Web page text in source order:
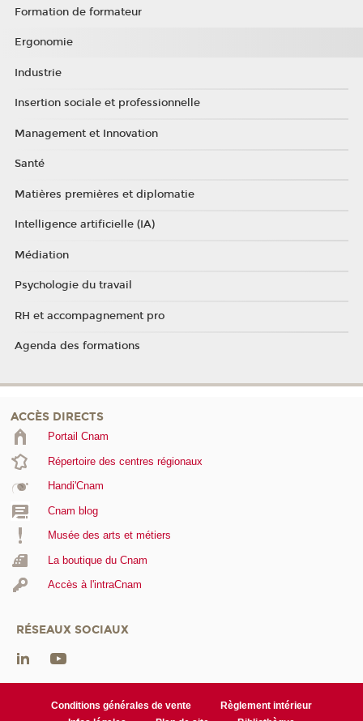
Formation de formateur
Ergonomie
Industrie
Insertion sociale et professionnelle
Management et Innovation
Santé
Matières premières et diplomatie
Intelligence artificielle (IA)
Médiation
Psychologie du travail
RH et accompagnement pro
Agenda des formations
ACCÈS DIRECTS
Portail Cnam
Répertoire des centres régionaux
Handi'Cnam
Cnam blog
Musée des arts et métiers
La boutique du Cnam
Accès à l'intraCnam
RÉSEAUX SOCIAUX
Conditions générales de vente
Règlement intérieur